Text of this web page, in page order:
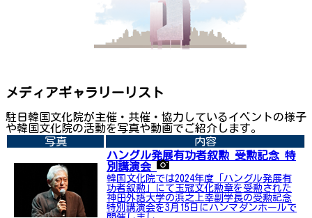
メディアギャラリーリスト
駐日韓国文化院が主催・共催・協力しているイベントの様子
や韓国文化院の活動を写真や動画でご紹介します。
写真
内容
ハングル発展有功者叙勲 受勲記念 特
別講演会
韓国文化院では2024年度「ハングル発展有
功者叙勲」にて玉冠文化勲章を受勲された
神田外語大学の浜之上幸副学長の受勲記念
特別講演会を3月15日にハンマダンホールで